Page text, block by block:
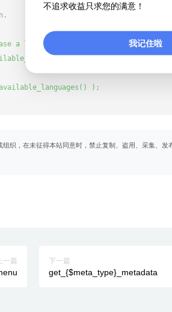
织，在未征得本站同意时，禁止复制、盗用、采集、
上一篇 下一篇
get_{$meta_type}_metadata
不追求收益只求您的满意！
我记住啦